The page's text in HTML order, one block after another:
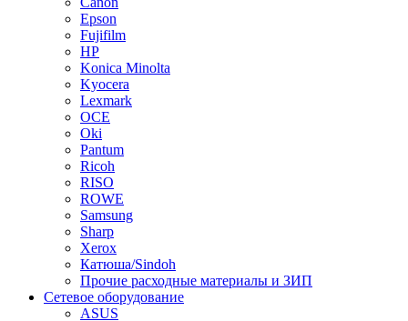
Epson
Fujifilm
HP
Konica Minolta
Kyocera
Lexmark
OCE
Oki
Pantum
Ricoh
RISO
ROWE
Samsung
Sharp
Xerox
Катюша/Sindoh
Прочие расходные материалы и ЗИП
Сетевое оборудование
ASUS